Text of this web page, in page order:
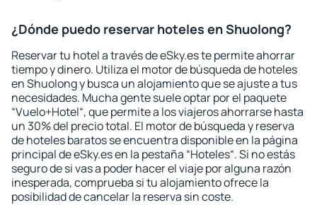
¿Dónde puedo reservar hoteles en Shuolong?
Reservar tu hotel a través de eSky.es te permite ahorrar
tiempo y dinero. Utiliza el motor de búsqueda de hoteles
en Shuolong y busca un alojamiento que se ajuste a tus
necesidades. Mucha gente suele optar por el paquete
“Vuelo+Hotel“, que permite a los viajeros ahorrarse hasta
un 30% del precio total. El motor de búsqueda y reserva
de hoteles baratos se encuentra disponible en la página
principal de eSky.es en la pestaña “Hoteles“. Si no estás
seguro de si vas a poder hacer el viaje por alguna razón
inesperada, comprueba si tu alojamiento ofrece la
posibilidad de cancelar la reserva sin coste.